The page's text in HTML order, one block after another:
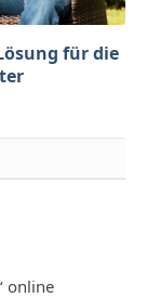
für die
online